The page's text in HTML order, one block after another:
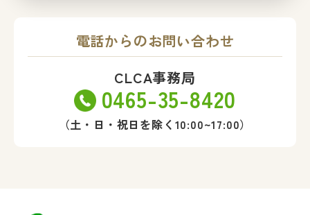
電話からのお問い合わせ
CLCA事務局
0465-35-8420
（土・日・祝日を除く10:00~17:00）